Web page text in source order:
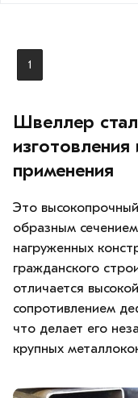
1
Швеллер
применения
Это
образным
нагруженных
гражданского
отличается
сопротивлением
что делает его
крупных